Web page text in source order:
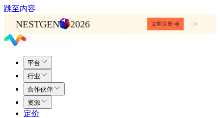
跳至内容
NESTGEN 2026 立即注册
平台
行业
合作伙伴
资源
定价